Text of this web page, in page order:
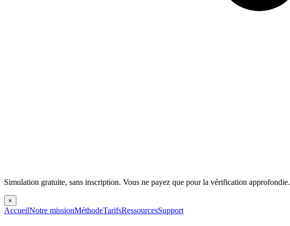
Simulation gratuite, sans inscription. Vous ne payez que pour la vérification approfondie.
×
AccueilNotre missionMéthodeTarifsRessourcesSupport